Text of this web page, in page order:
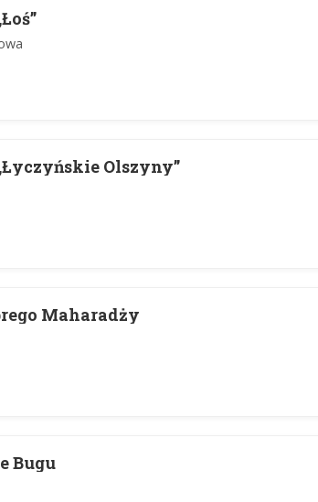
Olszyny”
Maharadży
Bugu